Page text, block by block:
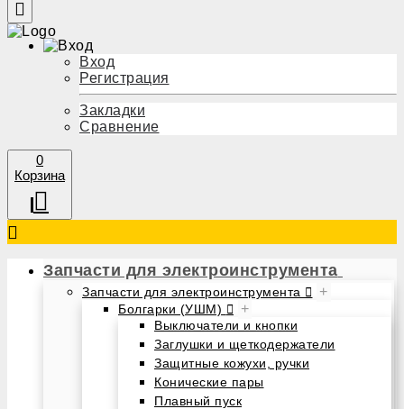
Вход
Регистрация
Закладки
Сравнение
0
Корзина
Запчасти для электроинструмента
Запчасти для электроинструмента +
Болгарки (УШМ) +
Выключатели и кнопки
Заглушки и щеткодержатели
Защитные кожухи, ручки
Конические пары
Плавный пуск